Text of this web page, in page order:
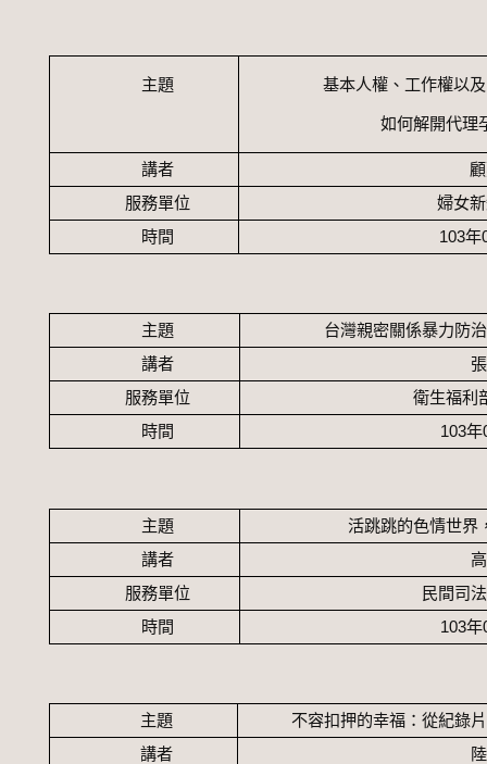
主題 基本人權、工作權以
如何解開代理
講者
服務單位
婦女
時間
103年
主題
台灣親密關係暴力防
講者
服務單位
衛生福利
時間
103年
主題
活跳跳的色情世界
講者
服務單位
民間司
時間
103年
主題
不容扣押的幸福：從紀錄
講者